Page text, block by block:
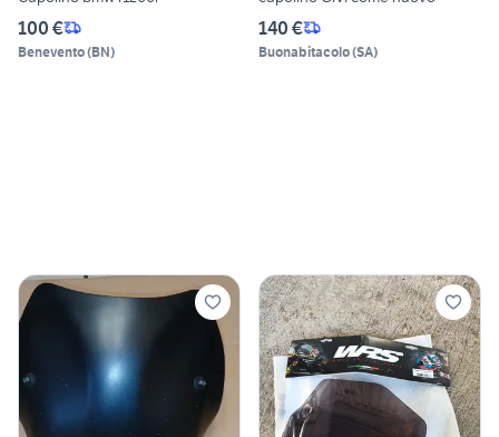
100 €
Benevento(BN)
140 €
Buonabitacolo(SA)